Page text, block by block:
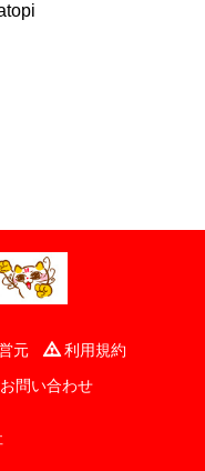
元
利用規約
お問い合わせ